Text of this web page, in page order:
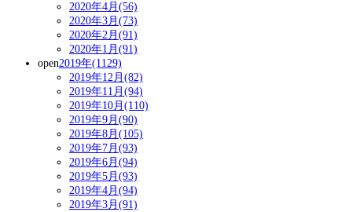
2020年4月(56)
2020年3月(73)
2020年2月(91)
2020年1月(91)
open2019年(1129)
2019年12月(82)
2019年11月(94)
2019年10月(110)
2019年9月(90)
2019年8月(105)
2019年7月(93)
2019年6月(94)
2019年5月(93)
2019年4月(94)
2019年3月(91)